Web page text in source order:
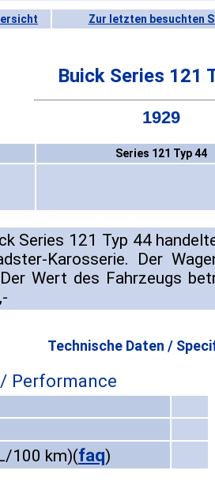
Zur letzten besuchten
Buick Series 121
1929
Series 121 Typ 44
Series 121 Typ 44
Karosserie. Der
Wert des Fahrzeugs
Technische Daten /
Performance
100 km)(faq)